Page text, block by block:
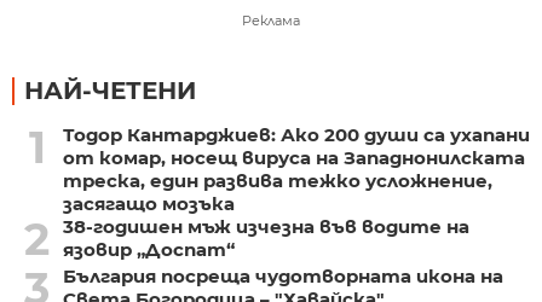
Реклама
НАЙ-ЧЕТЕНИ
1
Тодор Кантарджиев: Ако 200 души са ухапани
от комар, носещ вируса на Западнонилската
треска, един развива тежко усложнение,
засягащо мозъка
2
38-годишен мъж изчезна във водите на
язовир „Доспат“
3
България посреща чудотворната икона на